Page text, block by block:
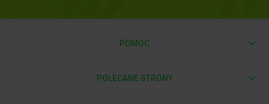
POMOC
POLECANE STRONY